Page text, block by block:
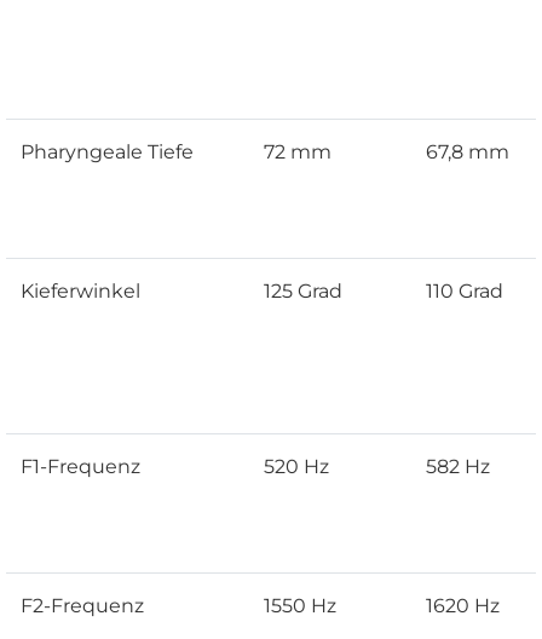
Pharyngeale Tiefe 72 mm 67,8 mm
Kieferwinkel 125 Grad 110 Grad
F1-Frequenz 520 Hz 582 Hz
F2-Frequenz 1550 Hz 1620 Hz